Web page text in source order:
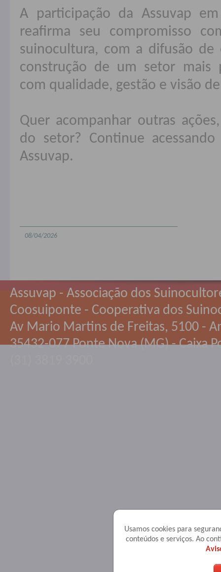
A participação da Assuvap
reafirma seu compromisso
suinocultura, com a difusão
construção de um setor mais
com qualidade, gestão e visão
Quer acompanhar outras
do setor? Continue
Assuvap.
08/04/2026
Usamos cookies para
conteúdos e serviços. Ao
Assuvap - Associação dos
Coosuiponte - Cooperativa dos
Av Mario Martins de Freitas, 5100 -
35432-077 Ponte Nova (MG) - Caixa